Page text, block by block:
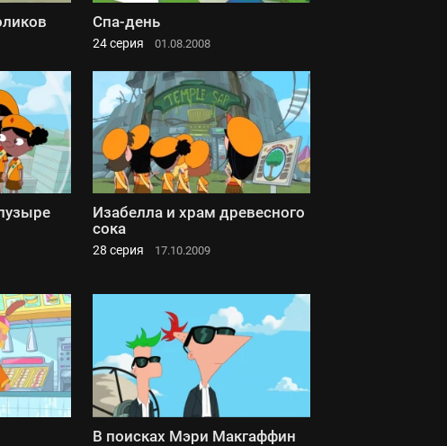
Спа-день
24 серия 01.08.2008
Изабелла и храм древесного
сока
28 серия 17.10.2009
В поисках Мэри Макгаффин